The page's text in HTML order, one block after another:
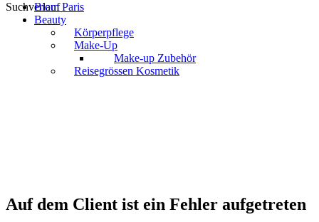
SuchverlaufBiom Paris
Beauty
Körperpflege
Make-Up
Make-up Zubehör
Reisegrössen Kosmetik
Auf dem Client ist ein Fehler aufgetreten